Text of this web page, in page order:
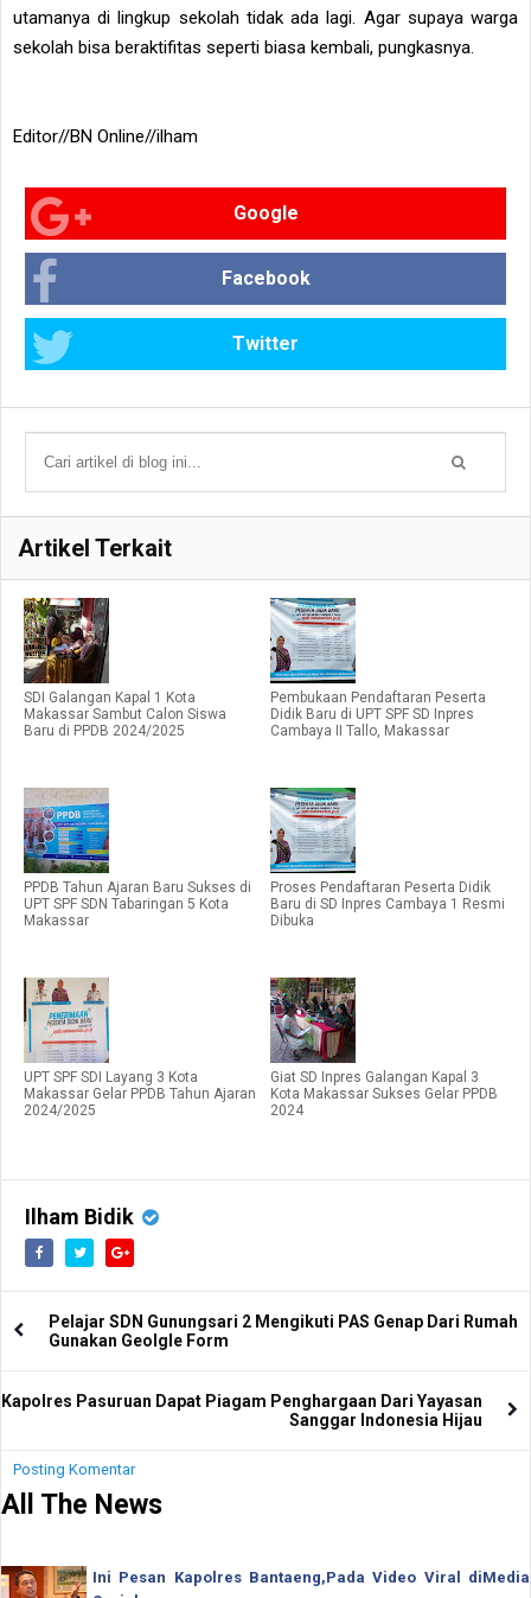
utamanya di lingkup sekolah tidak ada lagi. Agar supaya warga
sekolah bisa beraktifitas seperti biasa kembali, pungkasnya.
Editor//BN Online//ilham
Google
Facebook
Twitter
Artikel Terkait
SDI Galangan Kapal 1 Kota
Makassar Sambut Calon Siswa
Baru di PPDB 2024/2025
Pembukaan Pendaftaran Peserta
Didik Baru di UPT SPF SD Inpres
Cambaya II Tallo, Makassar
PPDB Tahun Ajaran Baru Sukses di
UPT SPF SDN Tabaringan 5 Kota
Makassar
Proses Pendaftaran Peserta Didik
Baru di SD Inpres Cambaya 1 Resmi
Dibuka
UPT SPF SDI Layang 3 Kota
Makassar Gelar PPDB Tahun Ajaran
2024/2025
Giat SD Inpres Galangan Kapal 3
Kota Makassar Sukses Gelar PPDB
2024
Ilham Bidik
Pelajar SDN Gunungsari 2 Mengikuti PAS Genap Dari Rumah
Gunakan Geolgle Form
Kapolres Pasuruan Dapat Piagam Penghargaan Dari Yayasan
Sanggar Indonesia Hijau
Posting Komentar
All The News
Ini Pesan Kapolres Bantaeng,Pada Video Viral diMedia